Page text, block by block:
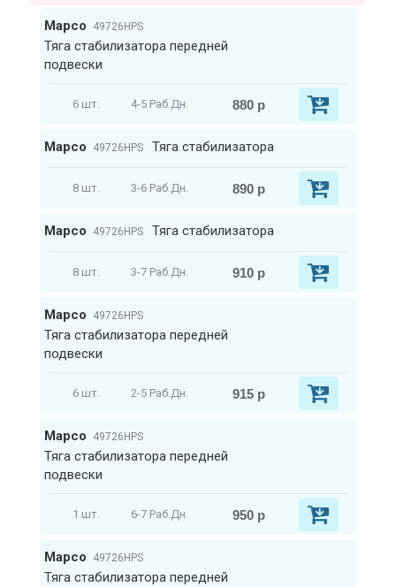
Mapco 49726HPS
Тяга стабилизатора передней
подвески
6 шт. 4-5 Раб.Дн. 880 р
Mapco 49726HPS Тяга стабилизатора
8 шт. 3-6 Раб.Дн. 890 р
Mapco 49726HPS Тяга стабилизатора
8 шт. 3-7 Раб.Дн. 910 р
Mapco 49726HPS
Тяга стабилизатора передней
подвески
6 шт. 2-5 Раб.Дн. 915 р
Mapco 49726HPS
Тяга стабилизатора передней
подвески
1 шт. 6-7 Раб.Дн. 950 р
Mapco 49726HPS
Тяга стабилизатора передней